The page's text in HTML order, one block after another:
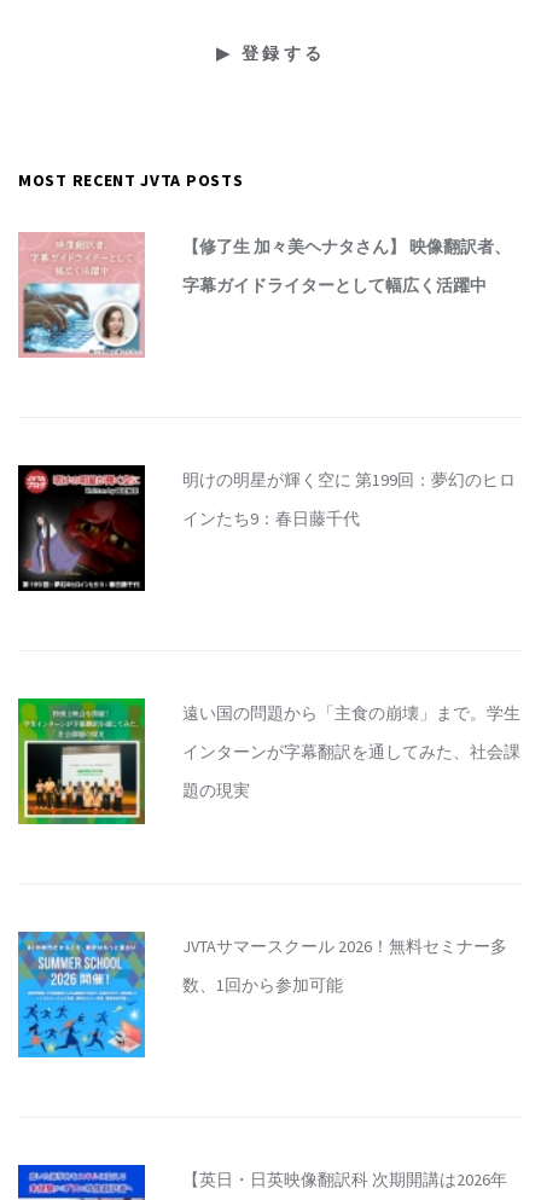
MOST RECENT JVTA POSTS
【修了生 加々美ヘナタさん】 映像翻訳者、
字幕ガイドライターとして幅広く活躍中
明けの明星が輝く空に 第199回：夢幻のヒロ
インたち9：春日藤千代
遠い国の問題から「主食の崩壊」まで。学生
インターンが字幕翻訳を通してみた、社会課
題の現実
JVTAサマースクール 2026！無料セミナー多
数、1回から参加可能
【英日・日英映像翻訳科 次期開講は2026年